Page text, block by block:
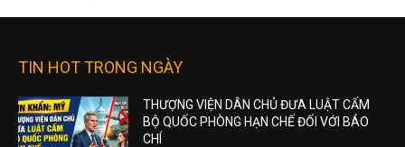
TIN HOT TRONG NGÀY
THƯỢNG VIỆN DÂN CHỦ ĐƯA LUẬT CẤM
BỘ QUỐC PHÒNG HẠN CHẾ ĐỐI VỚI BÁO
CHÍ